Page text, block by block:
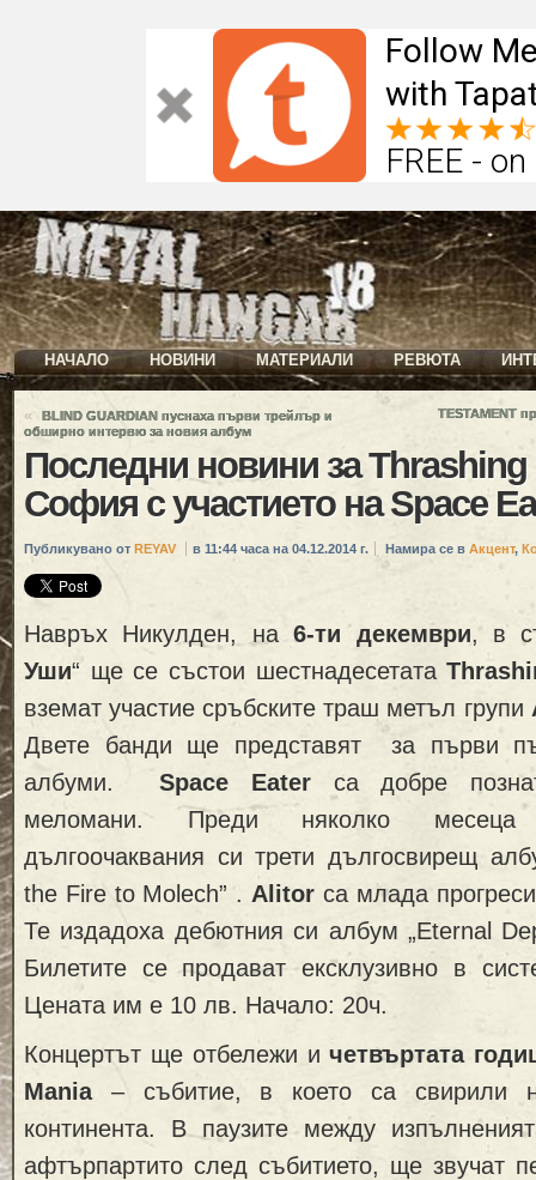
Follow
with
FREE -
НАЧАЛО НОВИНИ МАТЕРИАЛИ РЕВЮТА
«
BLIND GUARDIAN пуснаха първи трейлър и
обширно интервю за новия албум
TESTAMENT
Последни новини за Thrashing
София с участието на Space
Публикувано от REYAV в 11:44 часа на 04.12.2014 г. Намира се в Акцент,
Навръх Никулден, на6-ти декември, в
Уши“ ще се състои шестнадесетата
вземат участие сръбските траш метъл групи
Двете банди ще представят за първи
албуми. Space Eaterса добре
меломани. Преди няколко месеца
дългоочаквания си трети дългосвирещ
the Fire to Molech” . Alitor са млада
Те издадоха дебютния си албум „Eternal
Билетите се продават ексклузивно в
Цената им е 10 лв. Начало: 20ч.
Концертът ще отбележи ичетвъртата
Mania– събитие, в което са свирили
континента. В паузите между
афтърпартито след събитието, ще звучат